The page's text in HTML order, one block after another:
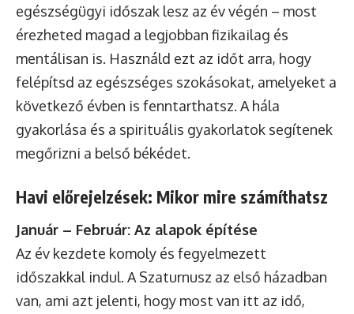
egészségügyi időszak lesz az év végén – most
érezheted magad a legjobban fizikailag és
mentálisan is. Használd ezt az időt arra, hogy
felépítsd az egészséges szokásokat, amelyeket a
következő évben is fenntarthatsz. A hála
gyakorlása és a spirituális gyakorlatok segítenek
megőrizni a belső békédet.
Havi előrejelzések: Mikor mire számíthatsz
Január – Február: Az alapok építése
Az év kezdete komoly és fegyelmezett
időszakkal indul. A Szaturnusz az első házadban
van, ami azt jelenti, hogy most van itt az idő,